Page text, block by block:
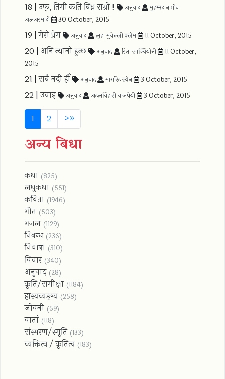
18 | उफ्, तिमी कति बिध्न राम्री ! अनुवाद
मुहम्मद नागीब
अलअरमादी
30 October, 2015
19 |मेरो प्रेम अनुवाद लुहा मुचेल्ली क्लेम 11 October, 2015
20 | अनि न्यानो हुन्छ अनुवाद रिता साञ्चियोनी
11 October,
2015
21 |सबै नदी हौँ अनुवाद मार्गारेट स्येन 3 October, 2015
22 | उचाइ अनुवाद अटलविहारी वाजपेयी 3 October, 2015
1 (current)
2 >»
अन्य बिधा
कथा (825)
लघुकथा (551)
कविता (1946)
गीत (503)
गजल (1129)
निबन्ध (236)
नियात्रा (310)
विचार (340)
अनुवाद (28)
कृति/समीक्षा (1184)
हास्यव्यङ्ग्य (258)
जीवनी (69)
वार्ता (118)
संस्मरण/स्‍मृति (133)
व्यक्तित्व / कृतित्व (183)